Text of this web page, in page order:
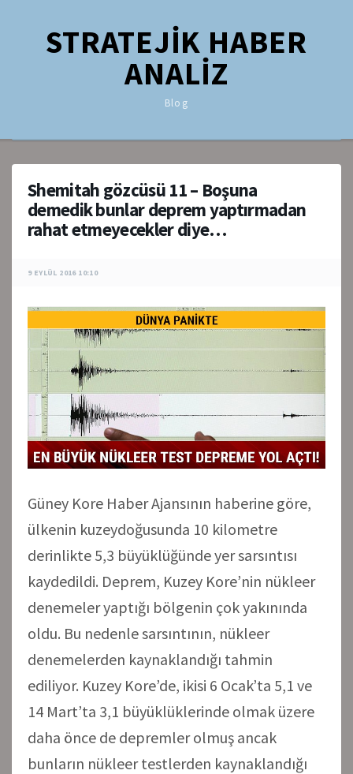
STRATEJİK HABER
ANALİZ
Blog
Shemitah gözcüsü 11 – Boşuna
demedik bunlar deprem yaptırmadan
rahat etmeyecekler diye…
9 EYLÜL 2016 10:10
Güney Kore Haber Ajansının haberine göre,
ülkenin kuzeydoğusunda 10 kilometre
derinlikte 5,3 büyüklüğünde yer sarsıntısı
kaydedildi. Deprem, Kuzey Kore’nin nükleer
denemeler yaptığı bölgenin çok yakınında
oldu. Bu nedenle sarsıntının, nükleer
denemelerden kaynaklandığı tahmin
ediliyor. Kuzey Kore’de, ikisi 6 Ocak’ta 5,1 ve
14 Mart’ta 3,1 büyüklüklerinde olmak üzere
daha önce de depremler olmuş ancak
bunların nükleer testlerden kaynaklandığı